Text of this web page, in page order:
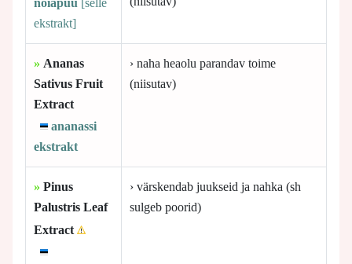
nõiapuu [selle
ekstrakt]
» Ananas
Sativus Fruit
Extract
ananassi
ekstrakt
› naha heaolu parandav toime
(niisutav)
» Pinus
Palustris Leaf
Extract
› värskendab juukseid ja nahka (sh
sulgeb poorid)